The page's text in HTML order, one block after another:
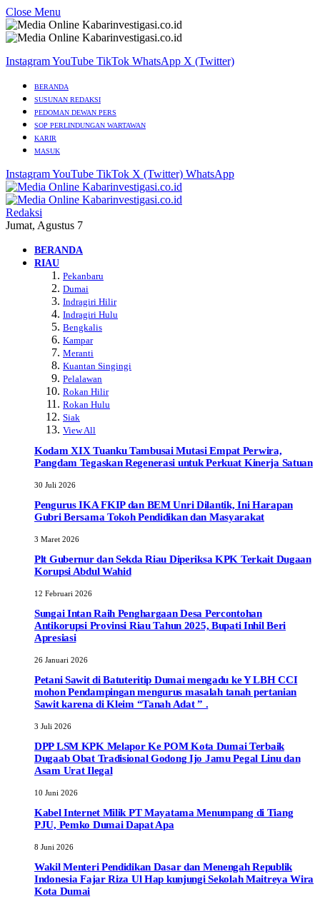
Close Menu
InstagramYouTube TikTok WhatsApp X (Twitter)
BERANDA
SUSUNAN REDAKSI
PEDOMAN DEWAN PERS
SOP PERLINDUNGAN WARTAWAN
KARIR
MASUK
InstagramYouTube TikTok X (Twitter) WhatsApp
Redaksi
Jumat, Agustus 7
BERANDA
RIAU
Pekanbaru
Dumai
Indragiri Hilir
Indragiri Hulu
Bengkalis
Kampar
Meranti
Kuantan Singingi
Pelalawan
Rokan Hilir
Rokan Hulu
Siak
View All
Kodam XIX Tuanku Tambusai Mutasi Empat Perwira,
Pangdam Tegaskan Regenerasi untuk Perkuat Kinerja Satuan
30 Juli 2026
Pengurus IKA FKIP dan BEM Unri Dilantik, Ini Harapan
Gubri Bersama Tokoh Pendidikan dan Masyarakat
3 Maret 2026
Plt Gubernur dan Sekda Riau Diperiksa KPK Terkait Dugaan
Korupsi Abdul Wahid
12 Februari 2026
Sungai Intan Raih Penghargaan Desa Percontohan
Antikorupsi Provinsi Riau Tahun 2025, Bupati Inhil Beri
Apresiasi
26 Januari 2026
Petani Sawit di Batuteritip Dumai mengadu ke Y LBH CCI
mohon Pendampingan mengurus masalah tanah pertanian
Sawit karena di Kleim “Tanah Adat ” .
3 Juli 2026
DPP LSM KPK Melapor Ke POM Kota Dumai Terbaik
Dugaab Obat Tradisional Godong Ijo Jamu Pegal Linu dan
Asam Urat Ilegal
10 Juni 2026
Kabel Internet Milik PT Mayatama Menumpang di Tiang
PJU, Pemko Dumai Dapat Apa
8 Juni 2026
Wakil Menteri Pendidikan Dasar dan Menengah Republik
Indonesia Fajar Riza Ul Hap kunjungi Sekolah Maitreya Wira
Kota Dumai